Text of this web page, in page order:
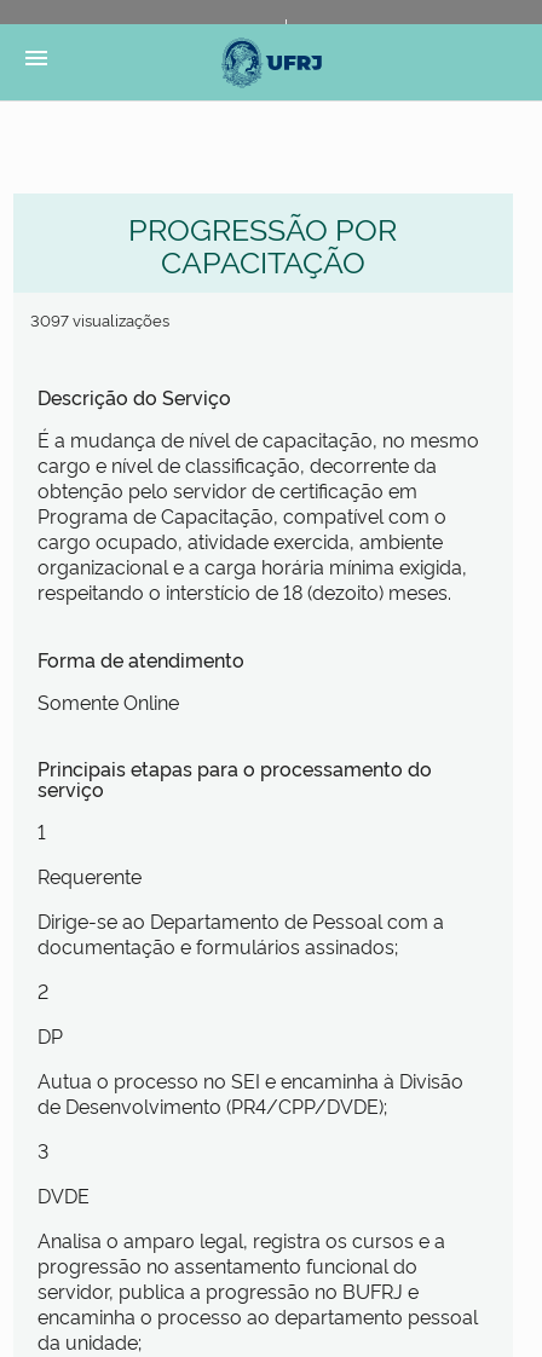
Portal do Governo Brasileiro
Governo
menu
PROGRESSÃO POR
CAPACITAÇÃO
3097 visualizações
Descrição do Serviço
É a mudança de nível de capacitação, no mesmo
cargo e nível de classificação, decorrente da
obtenção pelo servidor de certificação em
Programa de Capacitação, compatível com o
cargo ocupado, atividade exercida, ambiente
organizacional e a carga horária mínima exigida,
respeitando o interstício de 18 (dezoito) meses.
Forma de atendimento
Somente Online
Principais etapas para o processamento do
serviço
1
Requerente
Dirige-se ao Departamento de Pessoal com a
documentação e formulários assinados;
2
DP
Autua o processo no SEI e encaminha à Divisão
de Desenvolvimento (PR4/CPP/DVDE);
3
DVDE
Analisa o amparo legal, registra os cursos e a
progressão no assentamento funcional do
servidor, publica a progressão no BUFRJ e
encaminha o processo ao departamento pessoal
da unidade;